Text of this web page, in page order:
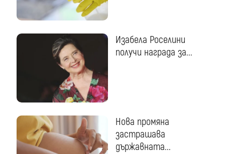
Изабела Роселини
получи награда за...
Нова промяна
застрашава
държавната...